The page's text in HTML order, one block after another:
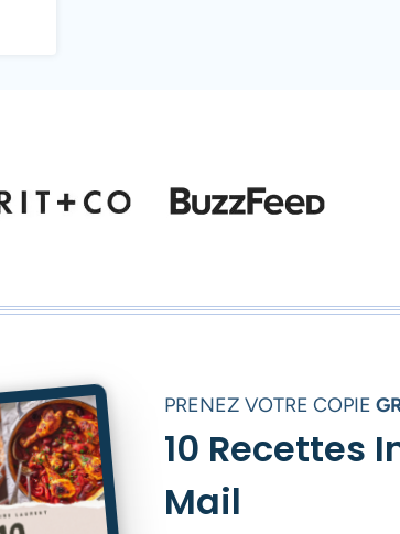
PRENEZ VOTRE COPIE
10 Recettes
Mail